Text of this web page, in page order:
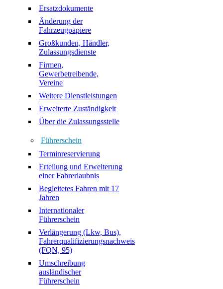
Ersatzdokumente
Änderung der
Fahrzeugpapiere
Großkunden, Händler,
Zulassungsdienste
Firmen,
Gewerbetreibende,
Vereine
Weitere Dienstleistungen
Erweiterte Zuständigkeit
Über die Zulassungsstelle
Führerschein
Terminreservierung
Erteilung und Erweiterung
einer Fahrerlaubnis
Begleitetes Fahren mit 17
Jahren
Internationaler
Führerschein
Verlängerung (Lkw, Bus),
Fahrerqualifizierungsnachweis
(FQN, 95)
Umschreibung
ausländischer
Führerschein